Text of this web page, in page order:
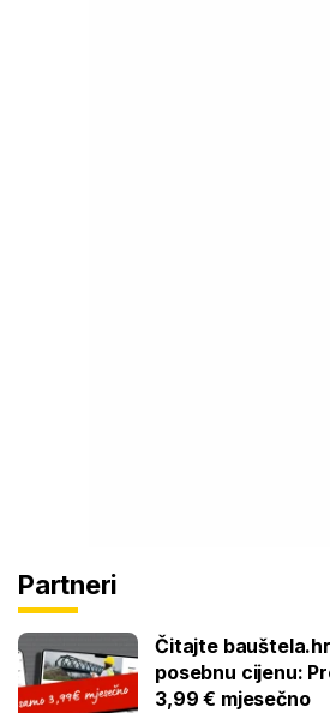
Partneri
Čitajte
posebnu cijenu:
3,99 € mjesečno